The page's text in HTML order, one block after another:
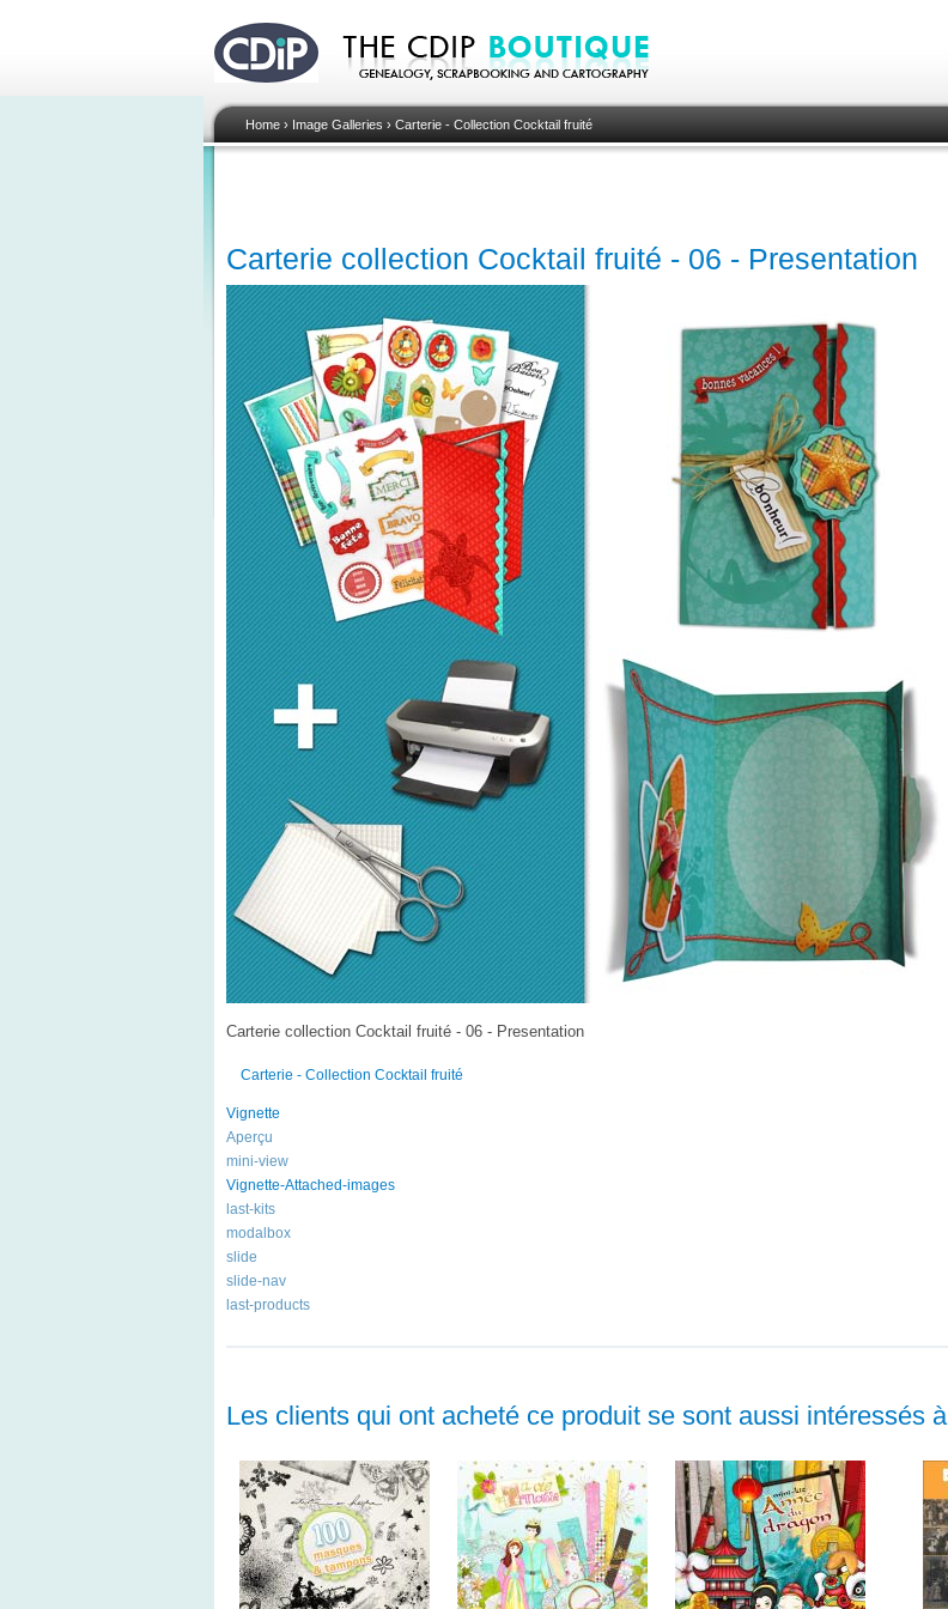
Home› Image Galleries › Carterie - Collection Cocktail fruité
Carterie collection Cocktail fruité - 06 - Presentation
Carterie collection Cocktail fruité - 06 - Presentation
Carterie - Collection Cocktail fruité
Vignette
Aperçu
mini-view
Vignette-Attached-images
last-kits
modalbox
slide
slide-nav
last-products
Les clients qui ont acheté ce produit se sont aussi intéressés à